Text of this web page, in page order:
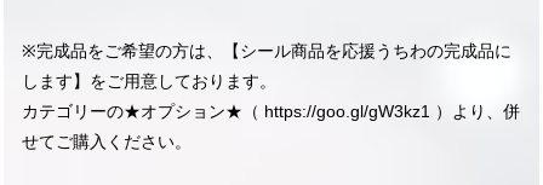
※完成品をご希望の方は、【シール商品を応援うちわの完成品に
します】をご用意しております。
カテゴリーの★オプション★（ https://goo.gl/gW3kz1 ）より、併
せてご購入ください。